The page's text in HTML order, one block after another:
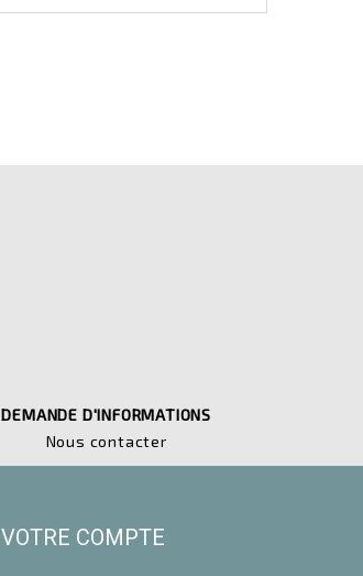
DEMANDE D'INFORMATIONS
Nous contacter
VOTRE COMPTE